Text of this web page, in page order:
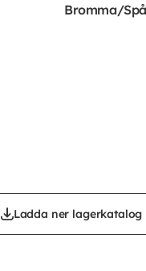
Bromma/
Ladda ner lagerkatalog